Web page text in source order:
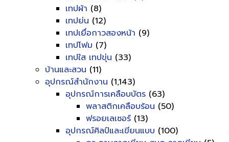
เทปผ้า (8)
เทปย่น (12)
เทปเยื่อกาวสองหน้า (9)
เทปโฟม (7)
เทปใส เทปขุ่น (33)
บ้านและสวน (11)
อุปกรณ์สำนักงาน (1,143)
อุปกรณ์การเคลือบบัตร (63)
พลาสติกเคลือบร้อน (50)
ฟรอยเลเซอร์ (13)
อุปกรณ์ศิลป์และเขียนแบบ (100)